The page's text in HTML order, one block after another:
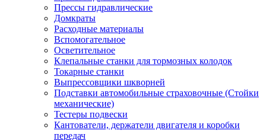
Прессы гидравлические
Домкраты
Расходные материалы
Вспомогательное
Осветительное
Клепальные станки для тормозных колодок
Токарные станки
Выпрессовщики шкворней
Подставки автомобильные страховочные (Стойки
механические)
Тестеры подвески
Кантователи, держатели двигателя и коробки
передач